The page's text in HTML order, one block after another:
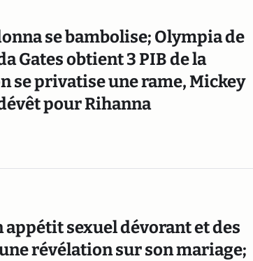
se bambolise; Olympia de
Gates obtient 3 PIB de la
se privatise une rame, Mickey
pour Rihanna
sexuel dévorant et des
révélation sur son mariage;